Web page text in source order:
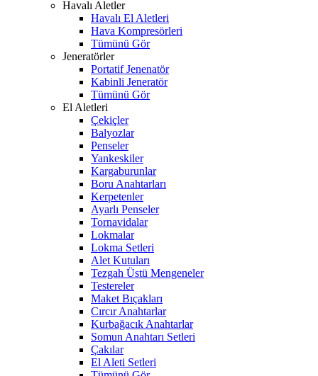
Havalı Aletler
Havalı El Aletleri
Hava Kompresörleri
Tümünü Gör
Jeneratörler
Portatif Jenenatör
Kabinli Jeneratör
Tümünü Gör
El Aletleri
Çekiçler
Balyozlar
Penseler
Yankeskiler
Kargaburunlar
Boru Anahtarları
Kerpetenler
Ayarlı Penseler
Tornavidalar
Lokmalar
Lokma Setleri
Alet Kutuları
Tezgah Üstü Mengeneler
Testereler
Maket Bıçakları
Cırcır Anahtarlar
Kurbağacık Anahtarlar
Somun Anahtarı Setleri
Çakılar
El Aleti Setleri